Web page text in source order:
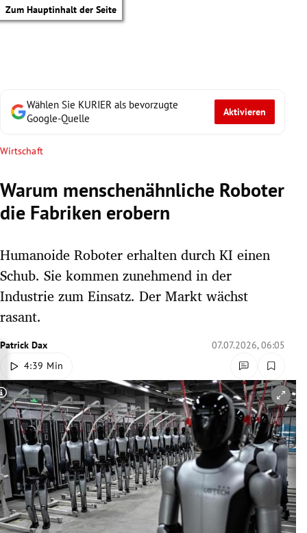
Zum Hauptinhalt der Seite
Untermenü
Untermenü
Untermenü
Untermenü
Untermenü
Untermenü
Untermenü
Wählen Sie KURIER als bevorzugte
Google-Quelle
Aktivieren
Wirtschaft
Warum menschenähnliche Roboter
die Fabriken erobern
Humanoide Roboter erhalten durch KI einen
Schub. Sie kommen zunehmend in der
Industrie zum Einsatz. Der Markt wächst
rasant.
Patrick Dax
07.07.2026, 06:05
4:39 Min
Copyright-Hinweis öffnen/schließen